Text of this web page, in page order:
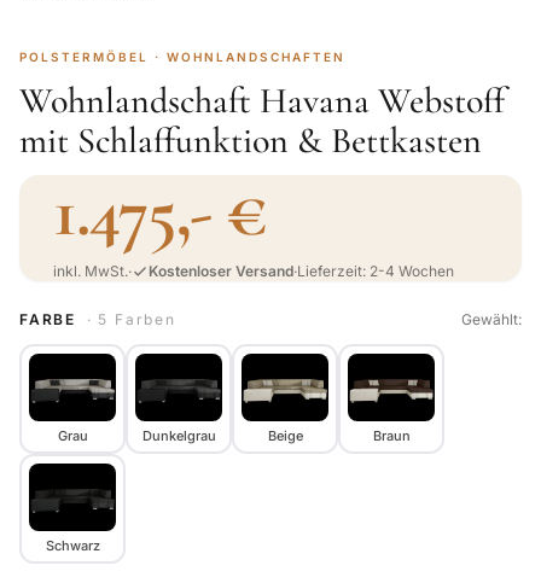
POLSTERMÖBEL · WOHNLANDSCHAFTEN
Wohnlandschaft Havana Webstoff
mit Schlaffunktion & Bettkasten
1.475,- €
inkl. MwSt.· Kostenloser Versand·Lieferzeit: 2-4 Wochen
FARBE · 5 Farben Gewählt:
Grau Dunkelgrau Beige Braun
Schwarz